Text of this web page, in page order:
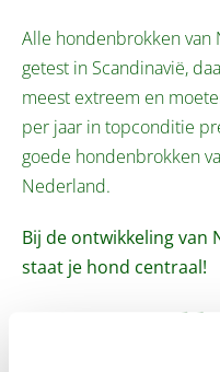
Alle hondenbrokken
getest in Scandinavië,
meest extreem en
per jaar in topconditie
goede hondenbrokken
Nederland.
Bij de ontwikkeling
staat je hond centraal!
Het Nero